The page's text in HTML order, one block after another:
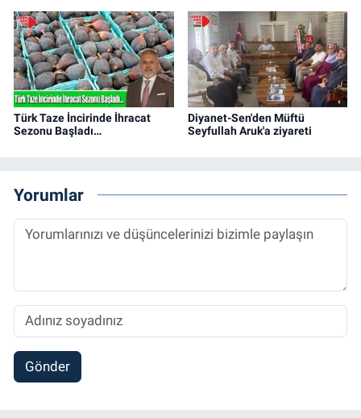
Türk Taze İncirinde İhracat
Sezonu Başladı…
Diyanet-Sen'den Müftü
Seyfullah Aruk'a ziyareti
Yorumlar
Gönder